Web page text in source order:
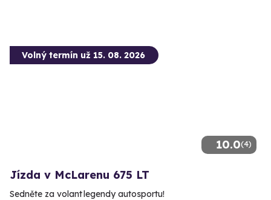
10.0(4)
Volný termín už 15. 08. 2026
Jízda v McLarenu 675 LT
Sedněte za volant legendy autosportu!